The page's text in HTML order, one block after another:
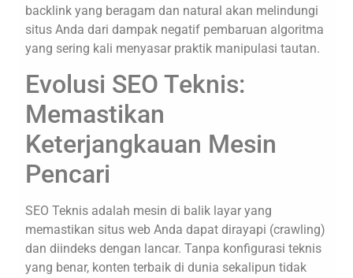
backlink yang beragam dan natural akan melindungi
situs Anda dari dampak negatif pembaruan algoritma
yang sering kali menyasar praktik manipulasi tautan.
Evolusi SEO Teknis:
Memastikan
Keterjangkauan Mesin
Pencari
SEO Teknis adalah mesin di balik layar yang
memastikan situs web Anda dapat dirayapi (crawling)
dan diindeks dengan lancar. Tanpa konfigurasi teknis
yang benar, konten terbaik di dunia sekalipun tidak